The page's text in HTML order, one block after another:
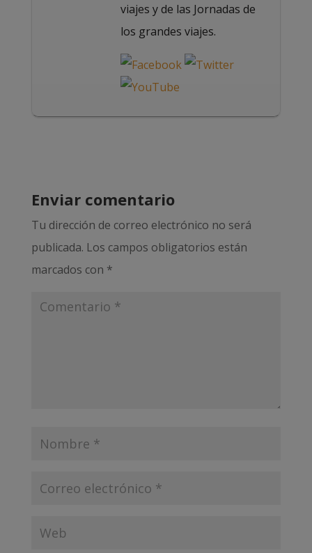
viajes y de las Jornadas de
los grandes viajes.
Enviar comentario
Tu dirección de correo electrónico no será
publicada. Los campos obligatorios están
marcados con *